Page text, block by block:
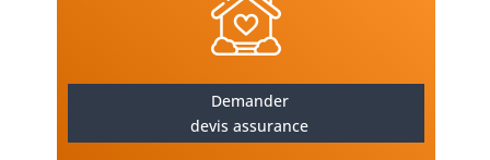
Demander
devis assurance